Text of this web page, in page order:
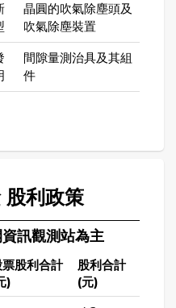
晶圓的吹氣除塵頭及
吹氣除塵裝置
間隙量測治具及其組
件
利政策
訊觀測站為主
票股利合計
)
股利合計
(元)